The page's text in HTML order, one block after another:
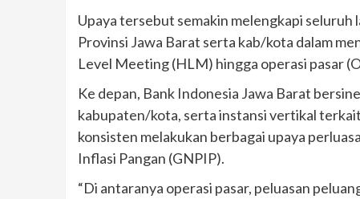
Upaya tersebut semakin melengkapi
Provinsi Jawa Barat serta kab/kota dalam
Level Meeting (HLM) hingga operasi pasar
Ke depan, Bank Indonesia Jawa Barat
kabupaten/kota, serta instansi vertikal
konsisten melakukan berbagai upaya
Inflasi Pangan (GNPIP).
“Di antaranya operasi pasar, peluasan